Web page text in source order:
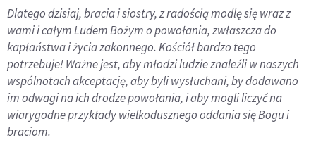
Dlatego dzisiaj, bracia i siostry, z radością modlę się wraz z
wami i całym Ludem Bożym o powołania, zwłaszcza do
kapłaństwa i życia zakonnego. Kościół bardzo tego
potrzebuje! Ważne jest, aby młodzi ludzie znaleźli w naszych
wspólnotach akceptację, aby byli wysłuchani, by dodawano
im odwagi na ich drodze powołania, i aby mogli liczyć na
wiarygodne przykłady wielkodusznego oddania się Bogu i
braciom.